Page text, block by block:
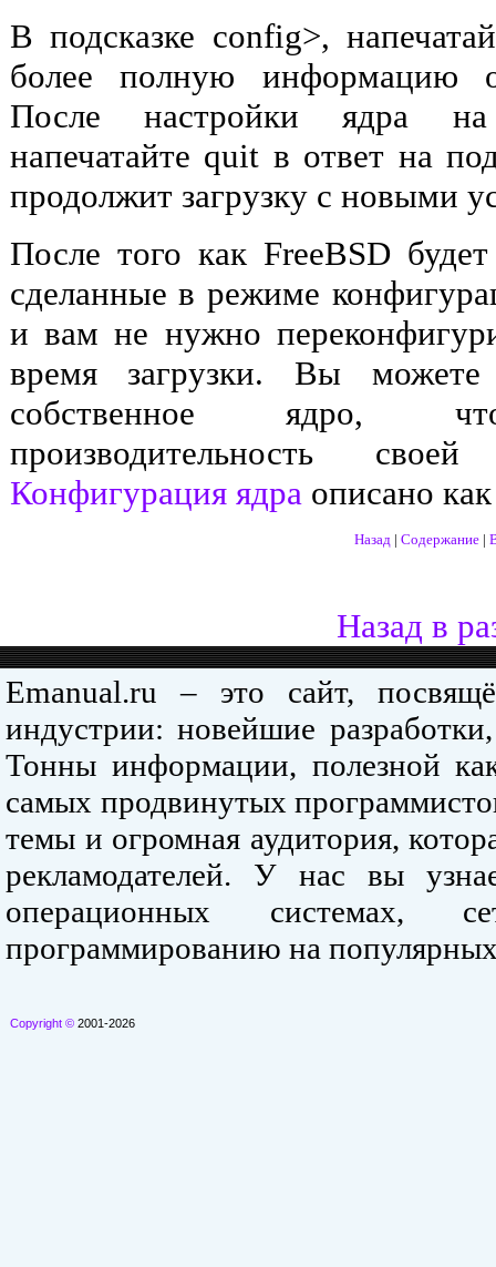
В подсказке config>,
более полную информацию
После настройки ядра
напечатайте quit в ответ на
продолжит загрузку с новыми
После того как FreeBSD
сделанные в режиме
и вам не нужно
время загрузки. Вы
собственное ядро,
производительность
Конфигурация ядраописано
Назад| Содержание|
Назад в
Emanual.ru – это сайт,
индустрии: новейшие
Тонны информации, полезной
самых продвинутых
темы и огромная аудитория,
рекламодателей. У нас вы
операционных системах,
программированию на
Copyright © 2001-2026